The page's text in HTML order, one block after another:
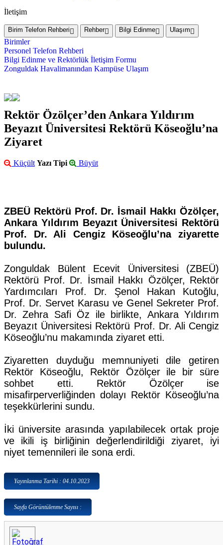
İletişim
Birim Telefon Rehberi Rehber Bilgi Edinme Ulaşım
Birimler
Personel Telefon Rehberi
Bilgi Edinme ve Rektörlük İletişim Formu
Zonguldak Havalimanından Kampüse Ulaşım
Rektör Özölçer’den Ankara Yıldırım
Beyazıt Üniversitesi Rektörü Köseoğlu’na
Ziyaret
Küçült Yazı Tipi Büyüt
ZBEÜ Rektörü Prof. Dr. İsmail Hakkı Özölçer,
Ankara Yıldırım Beyazıt Üniversitesi Rektörü
Prof. Dr. Ali Cengiz Köseoğlu’na ziyarette
bulundu.
Zonguldak Bülent Ecevit Üniversitesi (ZBEÜ)
Rektörü Prof. Dr. İsmail Hakkı Özölçer, Rektör
Yardımcıları Prof. Dr. Şenol Hakan Kutoğlu,
Prof. Dr. Servet Karasu ve Genel Sekreter Prof.
Dr. Zehra Safi Öz ile birlikte, Ankara Yıldırım
Beyazıt Üniversitesi Rektörü Prof. Dr. Ali Cengiz
Köseoğlu’nu makamında ziyaret etti.
Ziyaretten duyduğu memnuniyeti dile getiren
Rektör Köseoğlu, Rektör Özölçer ile bir süre
sohbet etti. Rektör Özölçer ise
misafirperverliğinden dolayı Rektör Köseoğlu’na
teşekkürlerini sundu.
İki üniversite arasında yapılabilecek ortak proje
ve ikili iş birliğinin değerlendirildiği ziyaret, iyi
niyet temennileri ile sona erdi.
Yayınlanma Tarihi : 04.10.2023
Sayfa Görüntülenme Sayısı :